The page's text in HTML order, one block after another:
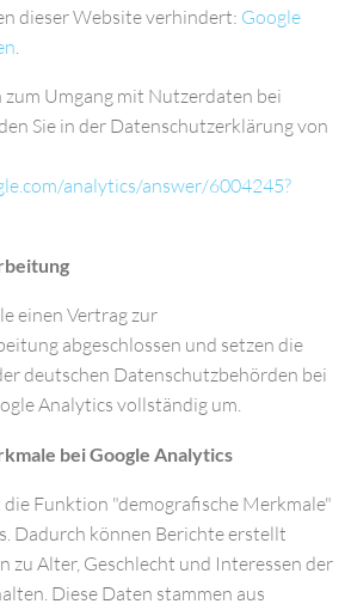
dieser Website verhindert: Google
.
Umgang mit Nutzerdaten bei
Sie in der Datenschutzerklärung von
analytics/answer/6004245?
einen Vertrag zur
abgeschlossen und setzen die
deutschen Datenschutzbehörden bei
Analytics vollständig um.
bei Google Analytics
Funktion "demografische Merkmale"
Dadurch können Berichte erstellt
zu Alter, Geschlecht und Interessen der
Diese Daten stammen aus